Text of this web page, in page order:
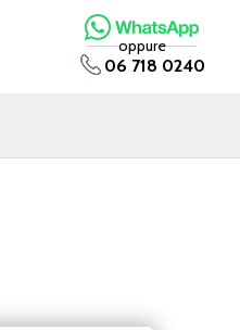
oppure
06 718 0240